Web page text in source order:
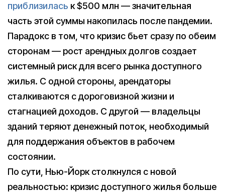
приблизилась к $500 млн — значительная
часть этой суммы накопилась после пандемии.
Парадокс в том, что кризис бьет сразу по обеим
сторонам — рост арендных долгов создает
системный риск для всего рынка доступного
жилья. С одной стороны, арендаторы
сталкиваются с дороговизной жизни и
стагнацией доходов. С другой — владельцы
зданий теряют денежный поток, необходимый
для поддержания объектов в рабочем
состоянии.
По сути, Нью-Йорк столкнулся с новой
реальностью: кризис доступного жилья больше